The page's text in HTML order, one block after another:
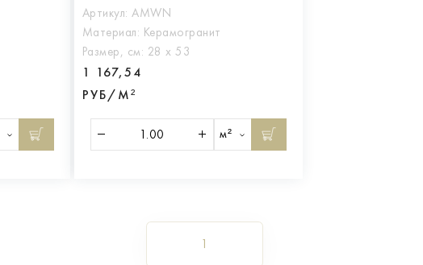
Артикул: AMWN
Материал: Керамогранит
Размер, см: 28 х 53
1 167,54
РУБ/М²
м²
1